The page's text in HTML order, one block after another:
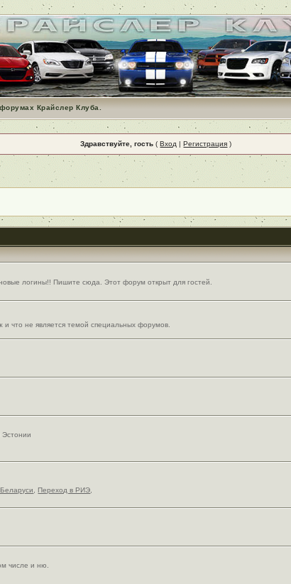
Крайслер Клуба.
Здравствуйте, гость (Вход |Регистрация )
логины!! Пишите сюда. Этот форум открыт для гостей.
что не является темой специальных форумов.
Эстонии
Переход в РИЭ
числе и ню.